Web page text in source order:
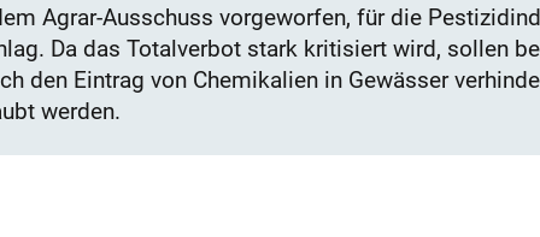
Agrar-Ausschuss vorgeworfen, für die
Da das Totalverbot stark kritisiert wird, sollen
den Eintrag von Chemikalien in Gewässer
werden.